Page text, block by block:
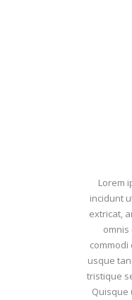
Lorem
incidunt
extricat,
omnis
commodi
usque
tristique
Quisque